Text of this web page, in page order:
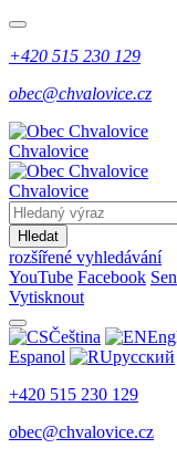
+420 515 230 129
obec@chvalovice.cz
Chvalovice
Chvalovice
Hledat
rozšířené vyhledávání
YouTube Facebook
Vytisknout
Čeština
Espanol
русский
+420 515 230 129
obec@chvalovice.cz